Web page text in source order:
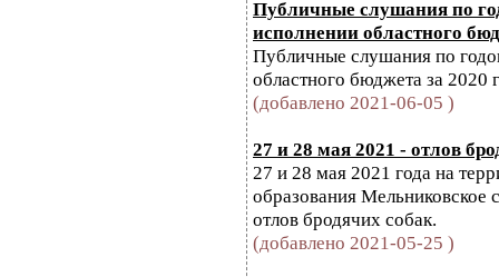
Публичные слушания по
исполнении областного
Публичные слушания по
областного бюджета за 2020
(добавлено 2021-06-05 )
27 и 28 мая 2021 - отлов
27 и 28 мая 2021 года на
образования Мельниковское
отлов бродячих собак.
(добавлено 2021-05-25 )